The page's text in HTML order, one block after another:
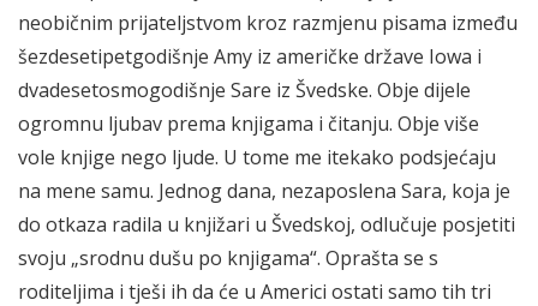
neobičnim prijateljstvom kroz razmjenu pisama između
šezdesetipetgodišnje Amy iz američke države Iowa i
dvadesetosmogodišnje Sare iz Švedske. Obje dijele
ogromnu ljubav prema knjigama i čitanju. Obje više
vole knjige nego ljude. U tome me itekako podsjećaju
na mene samu. Jednog dana, nezaposlena Sara, koja je
do otkaza radila u knjižari u Švedskoj, odlučuje posjetiti
svoju „srodnu dušu po knjigama“. Oprašta se s
roditeljima i tješi ih da će u Americi ostati samo tih tri